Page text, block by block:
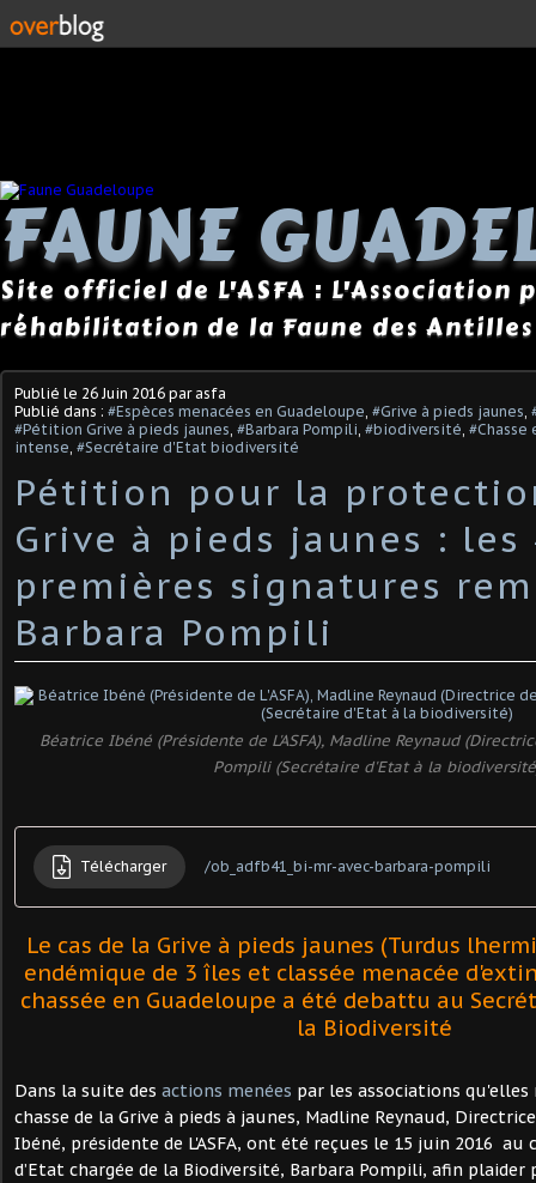
FAUNE
Site officiel de L'ASFA : L'Association
réhabilitation de la Faune des Antilles
Publié le 26 Juin 2016 par asfa
Publié dans : #Espèces menacées en Guadeloupe #Grive à pieds jaunes
#Pétition Grive à pieds jaunes #Barbara Pompili #biodiversité #Chasse
intense #Secrétaire d'Etat biodiversité
Pétition pour la
Grive à pieds jaunes : les
premières signatures
Barbara Pompili
Béatrice Ibéné (Présidente de L'ASFA), Madline Reynaud
Pompili (Secrétaire d'Etat à la
Télécharger /ob_adfb41_bi-mr-avec-barbara-pompili
Le cas de la Grive à pieds jaunes (Turdus
endémique de 3 îles et classée menacée
chassée en Guadeloupe a été debattu au
la Biodiversité
Dans la suite des actions menées par les associations
chasse de la Grive à pieds à jaunes, Madline Reynaud, Directrice
Ibéné, présidente de L'ASFA, ont été reçues le 15 juin 2016 au
d’Etat chargée de la Biodiversité, Barbara Pompili, afin